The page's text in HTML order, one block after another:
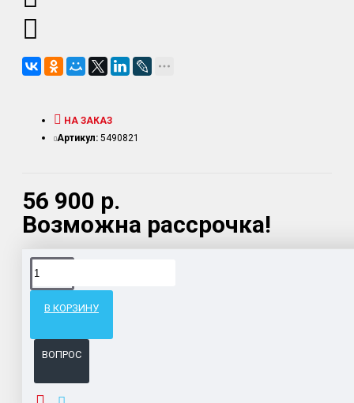
56 900 р.
Возможна рассрочка!
НА ЗАКАЗ
Артикул: 5490821
В КОРЗИНУ
ВОПРОС
Доставка товара по всему Таможенному союзу.
ОПИСАНИЕ